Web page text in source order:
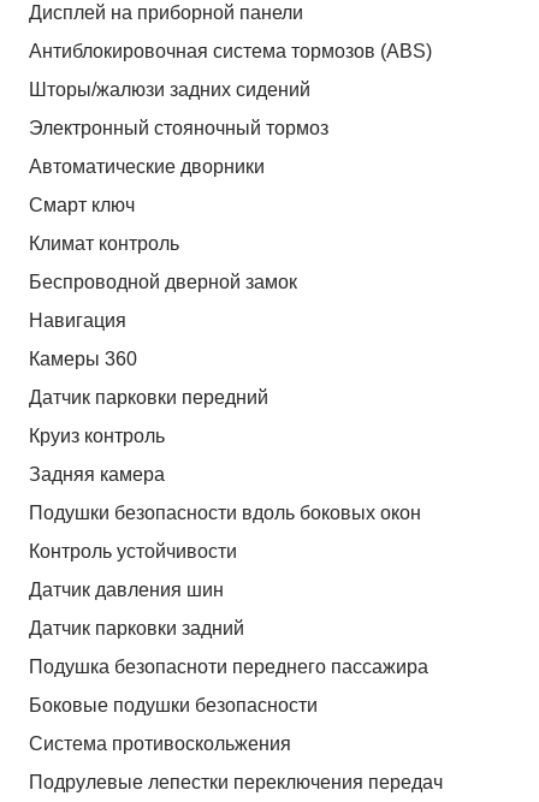
Дисплей на приборной панели
Антиблокировочная система тормозов (ABS)
Шторы/жалюзи задних сидений
Электронный стояночный тормоз
Автоматические дворники
Смарт ключ
Климат контроль
Беспроводной дверной замок
Навигация
Камеры 360
Датчик парковки передний
Круиз контроль
Задняя камера
Подушки безопасности вдоль боковых окон
Контроль устойчивости
Датчик давления шин
Датчик парковки задний
Подушка безопасноти переднего пассажира
Боковые подушки безопасности
Система противоскольжения
Подрулевые лепестки переключения передач